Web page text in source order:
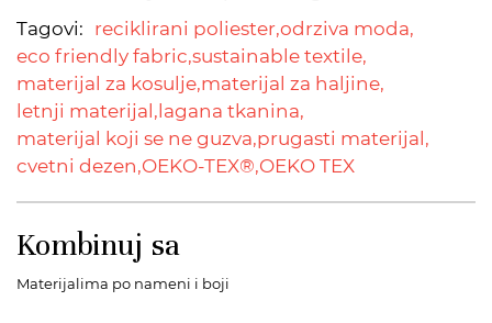
Tagovi: reciklirani poliester,odrziva moda,
eco friendly fabric,sustainable textile,
materijal za kosulje,materijal za haljine,
letnji materijal, lagana tkanina,
materijal koji se ne guzva,prugasti materijal,
cvetni dezen,OEKO-TEX®,OEKO TEX
Kombinuj sa
Materijalima po nameni i boji